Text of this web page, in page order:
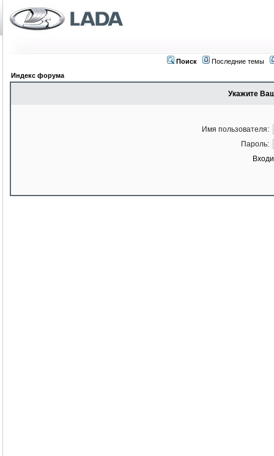
Поиск
Последние темы
Индекс форума
Укажите
Имя пользователя:
Пароль: